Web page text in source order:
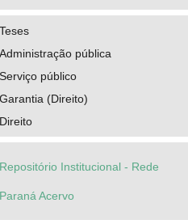
Teses
Administração pública
Serviço público
Garantia (Direito)
Direito
Repositório Institucional - Rede
Paraná Acervo